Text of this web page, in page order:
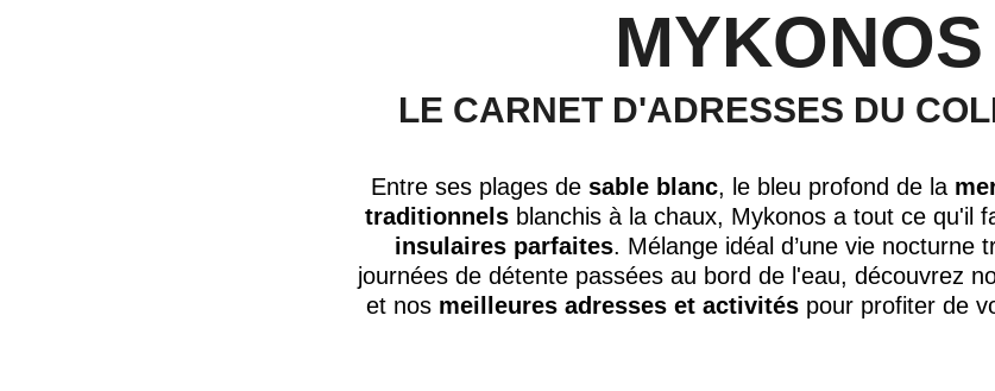
MYKONOS
LE CARNET D'ADRESSES DU
Entre ses plages de sable blanc, le bleu profond de la
traditionnelsblanchis à la chaux, Mykonos a tout ce qu'il
insulaires parfaites. Mélange idéal d’une vie nocturne
journées de détente passées au bord de l'eau, découvrez
et nos meilleures adresses et activités pour profiter de